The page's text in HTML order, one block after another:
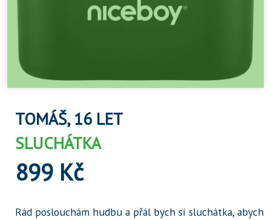
TOMÁŠ, 16 LET
SLUCHÁTKA
899 Kč
Rád poslouchám hudbu a přál bych si sluchátka, abych